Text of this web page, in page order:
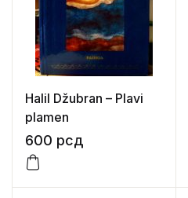
Halil Džubran – Plavi
plamen
600 рсд